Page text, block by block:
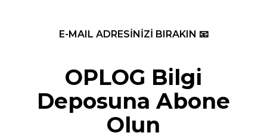
E-MAIL ADRESİNİZİ BIRAKIN 📧
OPLOG Bilgi
Deposuna Abone
Olun